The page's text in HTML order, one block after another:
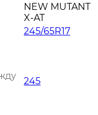
NEW MUTANT
X-AT
245/65R17
245